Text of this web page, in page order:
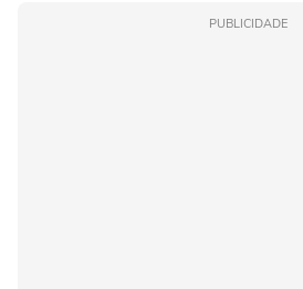
PUBLICIDADE